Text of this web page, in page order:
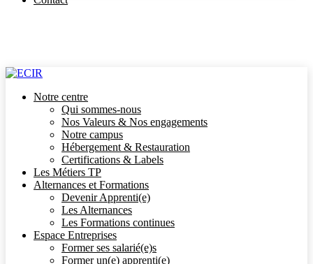
Notre centre
Qui sommes-nous
Nos Valeurs & Nos engagements
Notre campus
Hébergement & Restauration
Certifications & Labels
Les Métiers TP
Alternances et Formations
Devenir Apprenti(e)
Les Alternances
Les Formations continues
Espace Entreprises
Former ses salarié(e)s
Former un(e) apprenti(e)